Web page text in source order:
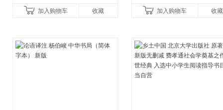
加入购物车
收藏 加入购物车 收藏